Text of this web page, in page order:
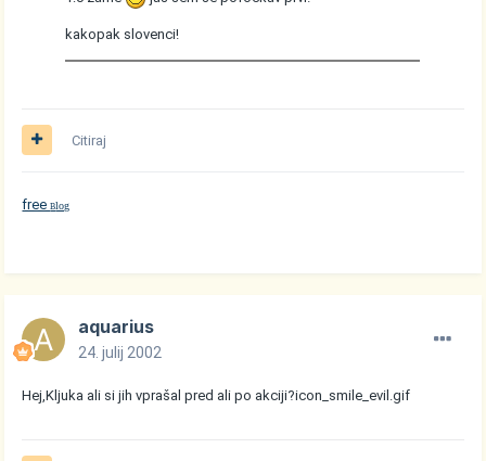
kakopak slovenci!
Citiraj
freeBlog
aquarius
24. julij 2002
Hej,Kljuka ali si jih vprašal pred ali po akciji?icon_smile_evil.gif